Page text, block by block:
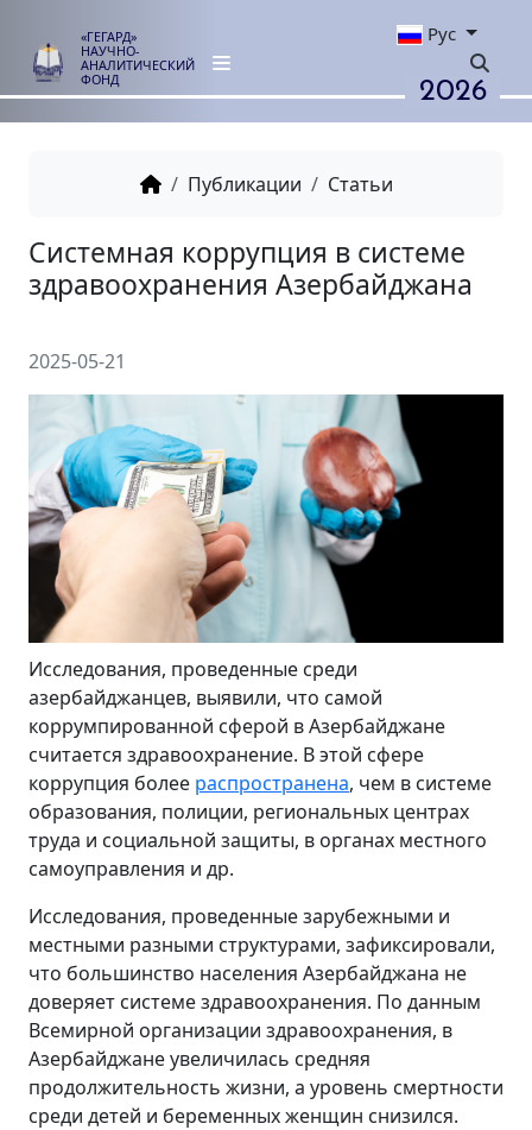
«ГЕГАРД»
НАУЧНО-
АНАЛИТИЧЕСКИЙ
ФОНД
Рус
2026
Публикации Статьи
Системная коррупция в
здравоохранения
2025-05-21
Исследования, проведенные среди
азербайджанцев, выявили, что самой
коррумпированной сферой в Азербайджане
считается здравоохранение. В этой сфере
коррупция более распространена, чем в системе
образования, полиции, региональных центрах
труда и социальной защиты, в органах местного
самоуправления и др.
Исследования, проведенные зарубежными и
местными разными структурами, зафиксировали,
что большинство населения Азербайджана не
доверяет системе здравоохранения. По данным
Всемирной организации здравоохранения, в
Азербайджане увеличилась средняя
продолжительность жизни, а уровень смертности
среди детей и беременных женщин снизился.